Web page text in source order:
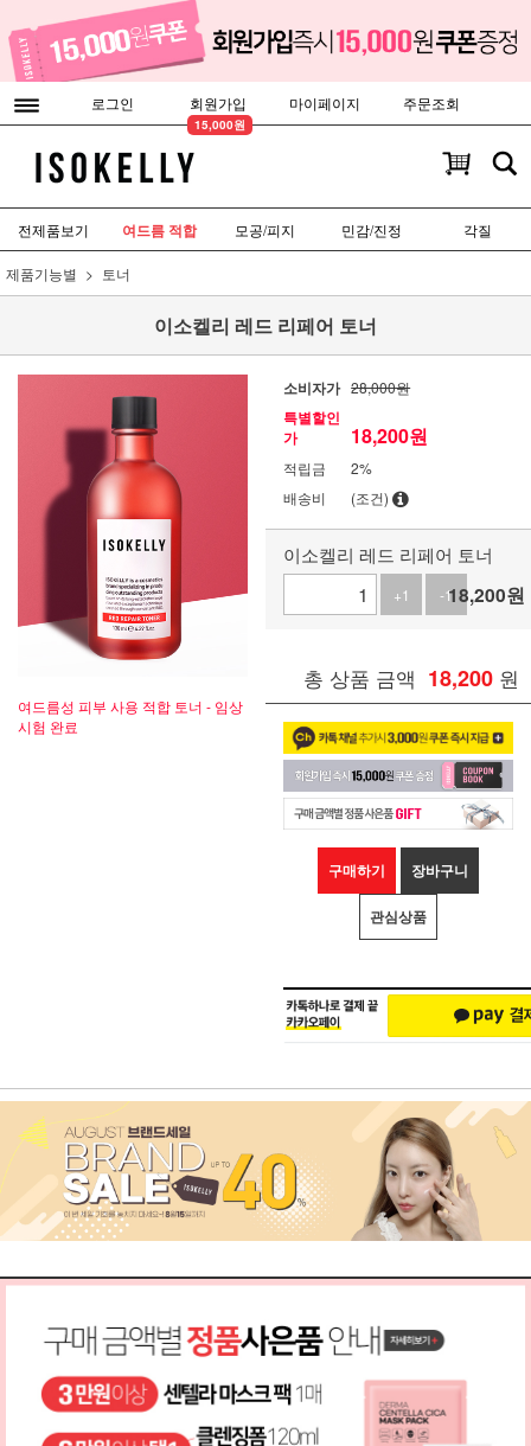
로그인
회원가입
15,000원
마이페이지 주문조회
전제품보기 여드름 적합 모공/피지 민감/진정 각질
제품기능별 토너
이소켈리 레드 리페어 토너
여드름성 피부 사용 적합 토너 - 임상
시험 완료
소비자가 28,000원
특별할인
가
18,200원
적립금
2%
배송비
(조건)
이소켈리 레드 리페어 토너
+1 -118,200원
총 상품 금액 18,200 원
구매하기 장바구니
관심상품